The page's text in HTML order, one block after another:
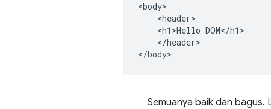
<body>
    <header>
    <h1>Hello DOM</h1>
    </header>
Semuanya baik dan bagus.